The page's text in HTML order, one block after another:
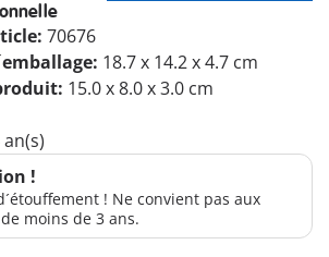
70676
18.7 x 14.2 x 4.7 cm
15.0 x 8.0 x 3.0 cm
!
! Ne convient pas aux
moins de 3 ans.